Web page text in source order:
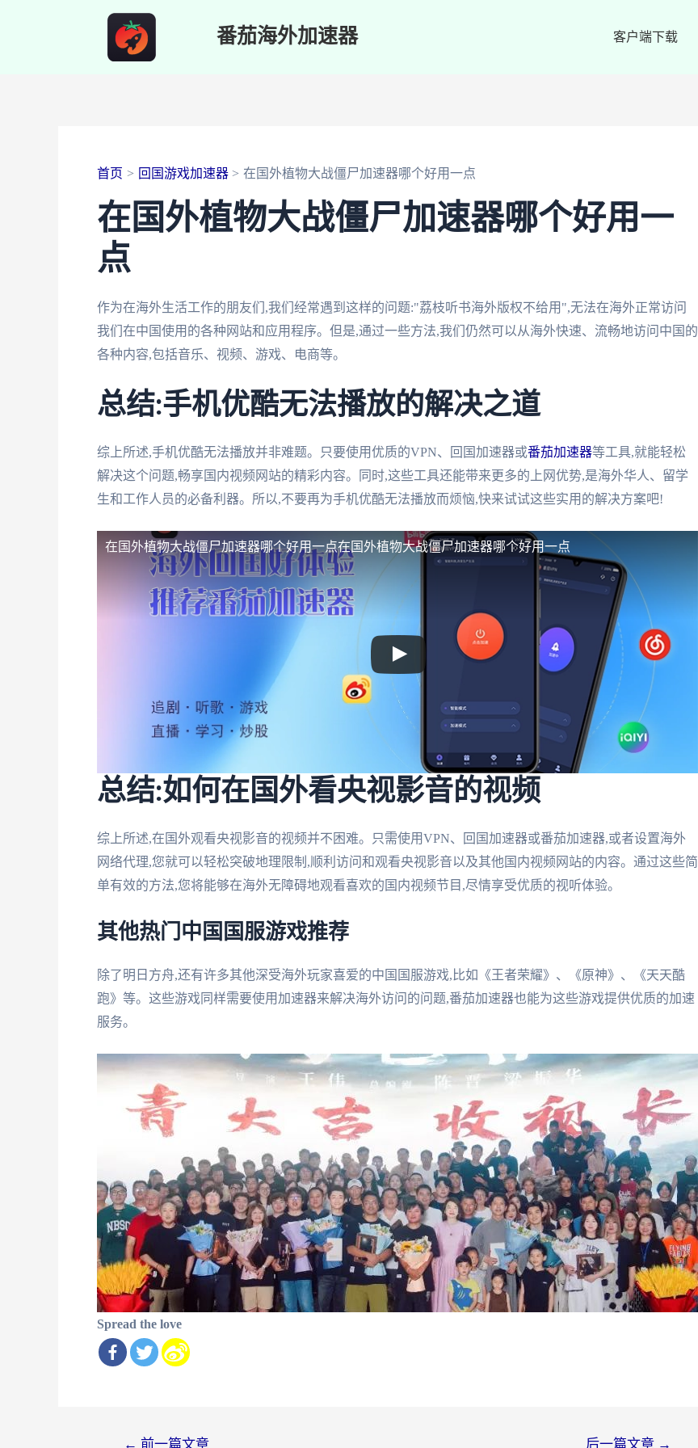
番茄海外加速器 客户端下载
首页 回国游戏加速器 在国外植物大战僵尸加速器哪个好用一点
在国外植物大战僵尸加速器哪个好用一
点
作为在海外生活工作的朋友们,我们经常遇到这样的问题:"荔枝听书海外版权不给用",无法在海外正常访问
我们在中国使用的各种网站和应用程序。但是,通过一些方法,我们仍然可以从海外快速、流畅地访问中国的
各种内容,包括音乐、视频、游戏、电商等。
总结:手机优酷无法播放的解决之道
综上所述,手机优酷无法播放并非难题。只要使用优质的VPN、回国加速器或番茄加速器等工具,就能轻松
解决这个问题,畅享国内视频网站的精彩内容。同时,这些工具还能带来更多的上网优势,是海外华人、留学
生和工作人员的必备利器。所以,不要再为手机优酷无法播放而烦恼,快来试试这些实用的解决方案吧!
在国外植物大战僵尸加速器哪个好用一点在国外植物大战僵尸加速器哪个好用一点
总结:如何在国外看央视影音的视频
综上所述,在国外观看央视影音的视频并不困难。只需使用VPN、回国加速器或番茄加速器,或者设置海外
网络代理,您就可以轻松突破地理限制,顺利访问和观看央视影音以及其他国内视频网站的内容。通过这些简
单有效的方法,您将能够在海外无障碍地观看喜欢的国内视频节目,尽情享受优质的视听体验。
其他热门中国国服游戏推荐
除了明日方舟,还有许多其他深受海外玩家喜爱的中国国服游戏,比如《王者荣耀》、《原神》、《天天酷
跑》等。这些游戏同样需要使用加速器来解决海外访问的问题,番茄加速器也能为这些游戏提供优质的加速
服务。
Spread the love
← 前一篇文章 后一篇文章 →